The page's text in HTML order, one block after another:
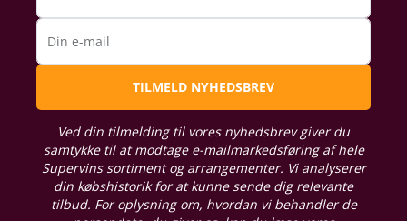
Din e-mail
TILMELD NYHEDSBREV
Ved din tilmelding til vores nyhedsbrev giver du
samtykke til at modtage e-mailmarkedsføring af hele
Supervins sortiment og arrangementer. Vi analyserer
din købshistorik for at kunne sende dig relevante
tilbud. For oplysning om, hvordan vi behandler de